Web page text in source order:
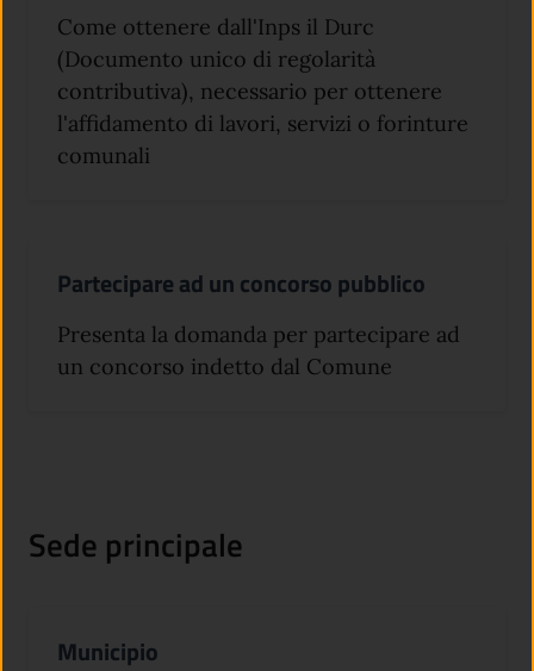
Come ottenere dall'Inps il Durc
(Documento unico di regolarità
contributiva), necessario per ottenere
l'affidamento di lavori, servizi o forinture
comunali
Partecipare ad un concorso pubblico
Presenta la domanda per partecipare ad
un concorso indetto dal Comune
Sede principale
Municipio